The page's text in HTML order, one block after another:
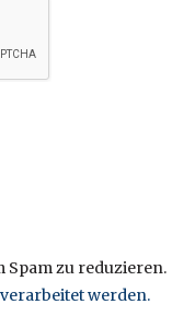
Spam zu reduzieren.
werden.